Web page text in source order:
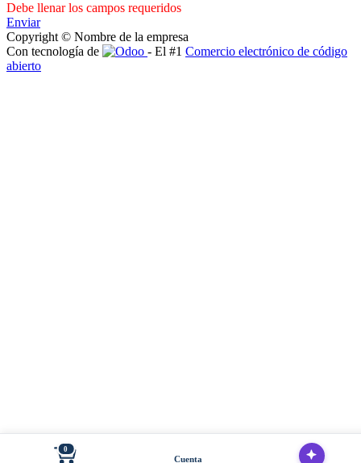
Debe llenar los campos requeridos
Enviar
Copyright © Nombre de la empresa
Con tecnología de
- El #1 Comercio electrónico de código
abierto
0
Cuenta